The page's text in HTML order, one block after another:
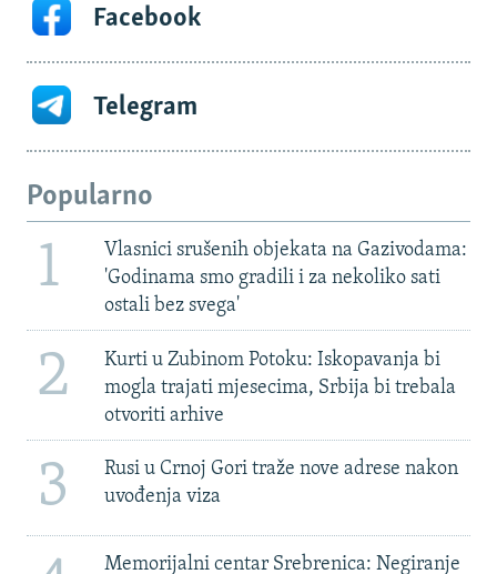
Facebook
Telegram
Popularno
1
Vlasnici srušenih objekata na Gazivodama:
'Godinama smo gradili i za nekoliko sati
ostali bez svega'
2
Kurti u Zubinom Potoku: Iskopavanja bi
mogla trajati mjesecima, Srbija bi trebala
otvoriti arhive
3
Rusi u Crnoj Gori traže nove adrese nakon
uvođenja viza
Memorijalni centar Srebrenica: Negiranje